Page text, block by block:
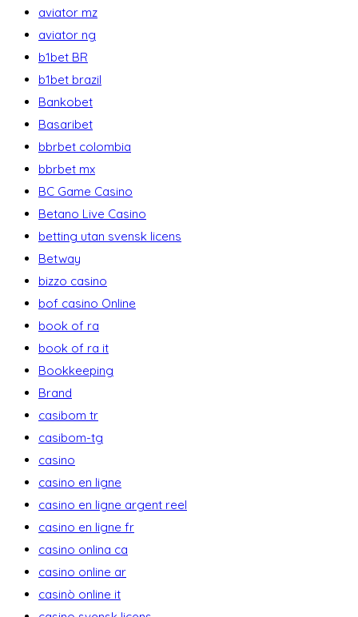
aviator mz
aviator ng
b1bet BR
b1bet brazil
Bankobet
Basaribet
bbrbet colombia
bbrbet mx
BC Game Casino
Betano Live Casino
betting utan svensk licens
Betway
bizzo casino
bof casino Online
book of ra
book of ra it
Bookkeeping
Brand
casibom tr
casibom-tg
casino
casino en ligne
casino en ligne argent reel
casino en ligne fr
casino onlina ca
casino online ar
casinò online it